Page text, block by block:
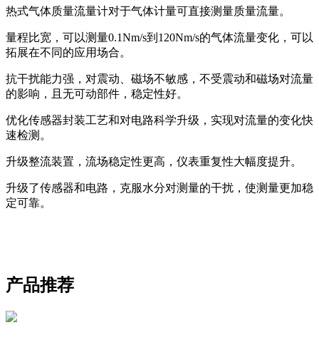
热式气体质量流量计对于气体计量可直接测量质量流量。
量程比宽，可以测量0.1Nm/s到120Nm/s的气体流量变化，可以
拓展在不同的应用场合。
抗干扰能力强，对震动、磁场不敏感，不受震动和磁场对流量
的影响，且无可动部件，稳定性好。
优化传感器封装工艺和对电路科学升级，实现对流量的变化快
速检测。
升级整流装置，流场稳定性更高，仪表重复性大幅度提升。
升级了传感器和电路，克服水分对测量的干扰，使测量更加稳
定可靠。
产品推荐